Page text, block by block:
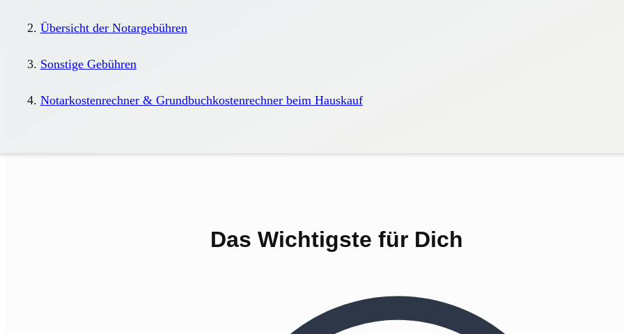
Übersicht der Notargebühren
Sonstige Gebühren
Notarkostenrechner & Grundbuchkostenrechner beim Hauskauf
Das Wichtigste für Dich